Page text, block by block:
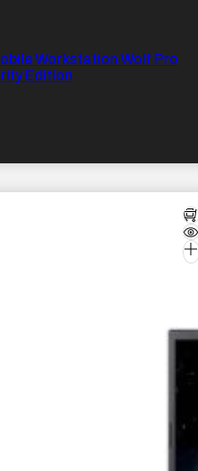
Workstation Wolf Pro
Edition